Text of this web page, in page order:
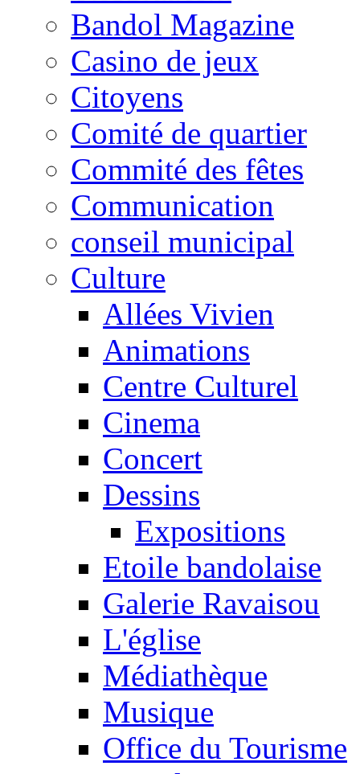
Bandol Magazine
Casino de jeux
Citoyens
Comité de quartier
Commité des fêtes
Communication
conseil municipal
Culture
Allées Vivien
Animations
Centre Culturel
Cinema
Concert
Dessins
Expositions
Etoile bandolaise
Galerie Ravaisou
L'église
Médiathèque
Musique
Office du Tourisme